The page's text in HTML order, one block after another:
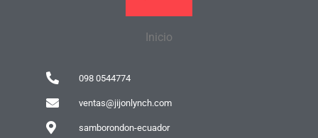
Inicio
098 0544774
ventas@jijonlynch.com
samborondon-ecuador